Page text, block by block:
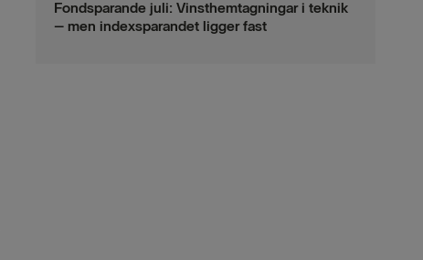
Fondsparande juli: Vinsthemtagningar i teknik
– men indexsparandet ligger fast